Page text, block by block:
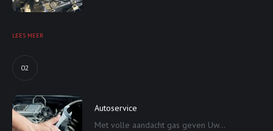
LEES MEER
02
Autoservice
Met volle aandacht gas geven Uw...